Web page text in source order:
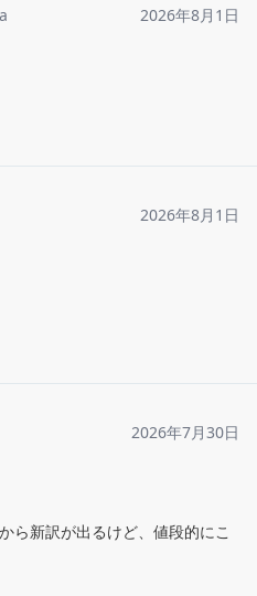
2026年8月1日
2026年8月1日
2026年7月30日
ら新訳が出るけど、値段的にこ